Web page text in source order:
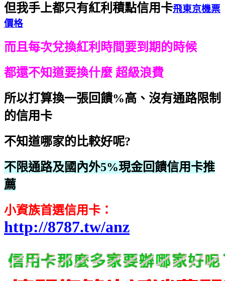
但我手上都只有紅利積點信用卡飛東京機票
價格
而且每次兌換紅利時間要到期的時候
都還不知道要換什麼 超級浪費
所以打算換一張回饋%高、沒有通路限制
的信用卡
不知道哪家的比較好呢?
不限通路及國內外5%現金回饋‎信用卡推
薦
小資族首選信用卡：
http://8787.tw/anz